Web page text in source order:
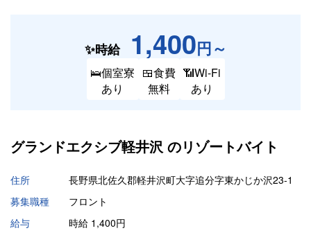
✨時給 1,400円～
🛌個室寮
あり
🍱食費
無料
📶Wi-Fi
あり
グランドエクシブ軽井沢 のリゾートバイト
住所
長野県北佐久郡軽井沢町大字追分字東かじか沢23-1
募集職種
フロント
給与
時給 1,400円